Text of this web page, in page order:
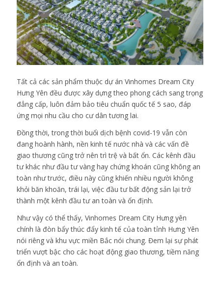
Tất cả các sản phẩm thuộc dự án Vinhomes Dream City
Hưng Yên đều được xây dựng theo phong cách sang trọng
đẳng cấp, luôn đảm bảo tiêu chuẩn quốc tế 5 sao, đáp
ứng mọi nhu cầu cho cư dân tương lai.
Đồng thời, trong thời buổi dịch bệnh covid-19 vẫn còn
đang hoành hành, nền kinh tế nước nhà và các vấn đề
giao thương cũng trở nên trì trệ và bất ổn. Các kênh đầu
tư khác như đầu tư vàng hay chứng khoán cũng không an
toàn như trước, điều này cũng khiến nhiều người không
khỏi băn khoăn, trái lại, việc đầu tư bất động sản lại trở
thành một kênh đầu tư an toàn và ổn định.
Như vậy có thể thấy, Vinhomes Dream City Hưng yên
chính là đòn bẩy thúc đẩy kinh tế của toàn tỉnh Hưng Yên
nói riêng và khu vực miền Bắc nói chung. Đem lại sự phát
triển vượt bậc cho các hoạt động giao thương, tiềm năng
ổn định và an toàn.